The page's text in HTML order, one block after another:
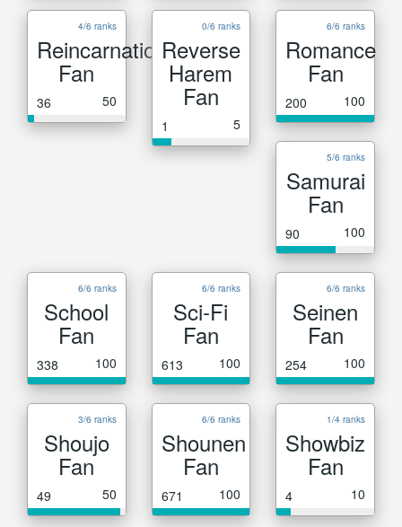
4/6 ranks
Reincarnation
Fan
36 50
0/6 ranks
Reverse
Harem
Fan
1 5
6/6 ranks
Romance
Fan
200 100
5/6 ranks
Samurai
Fan
90 100
6/6 ranks
School
Fan
338 100
6/6 ranks
Sci-Fi
Fan
613 100
6/6 ranks
Seinen
Fan
254 100
3/6 ranks
Shoujo
Fan
49 50
6/6 ranks
Shounen
Fan
671 100
1/4 ranks
Showbiz
Fan
4 10